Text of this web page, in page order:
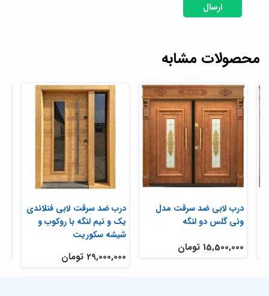
ارسال
محصولات مشابه
درب ضد سرقت لابی فنلاندی
یک و نیم لنگه با روکوب و
شیشه سکوریت
29,000,000 تومان
درب لابی ضد سرقت مدل
ونی گلس دو لنگه
15,500,000 تومان